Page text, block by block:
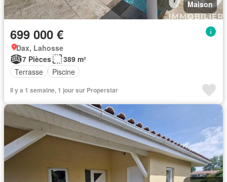
Maison
699 000 €
Dax, Lahosse
7 Pièces
389 m²
Terrasse
Piscine
Il y a 1 semaine, 1 jour sur Properstar